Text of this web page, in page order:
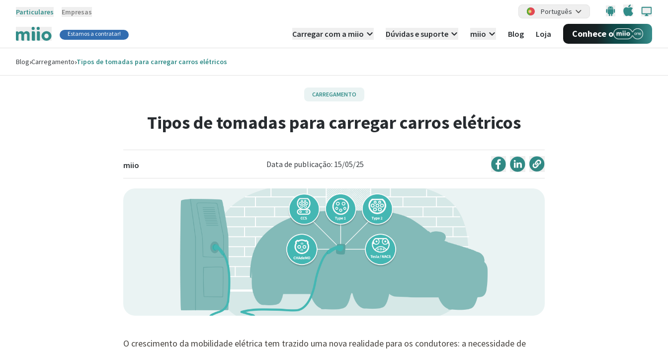
Particulares Empresas Português
Estamos a contratar! Carregar com a miio Dúvidas e suporte miio Blog Loja Conhece o
Blog›Carregamento›Tipos de tomadas para carregar carros elétricos
CARREGAMENTO
Tipos de tomadas para carregar carros elétricos
miio Data de publicação: 15/05/25
O crescimento da mobilidade elétrica tem trazido uma nova realidade para os condutores: a necessidade de